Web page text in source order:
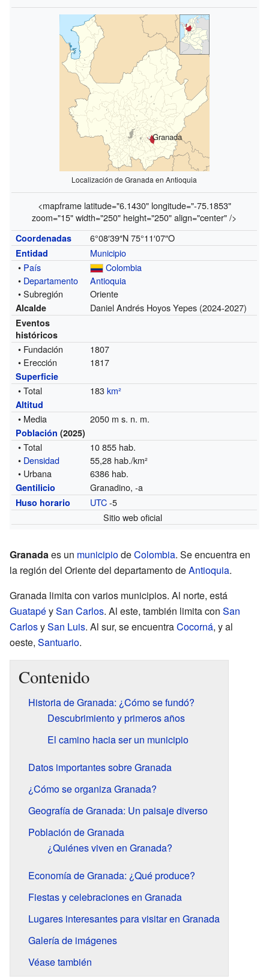
Granada
Localización de Granada en Antioquia
<mapframe latitude="6.1430" longitude="-75.1853"
zoom="15" width="250" height="250" align="center" />
Coordenadas 6°08′39″N 75°11′07″O
Entidad
Municipio
• País
Colombia
• Departamento
Antioquia
• Subregión
Oriente
Alcalde Daniel Andrés Hoyos Yepes (2024-2027)
Eventos
históricos
• Fundación
1807
• Erección
1817
Superficie
• Total 183km²
Altitud
• Media 2050 m s. n. m.
Población (2025)
• Total
10 855 hab.
• Densidad
55,28 hab./km²
• Urbana
6386 hab.
Gentilicio Granadino, -a
Huso horario UTC-5
Sitio web oficial
Granadaes un municipiodeColombia. Se encuentra en
la región del Oriente del departamento deAntioquia.
Granada limita con varios municipios. Al norte, está
GuatapéySan Carlos. Al este, también limita con San
CarlosySan Luis. Al sur, se encuentraCocorná, y al
oeste, Santuario.
Contenido
Historia de Granada: ¿Cómo se fundó?
Descubrimiento y primeros años
El camino hacia ser un municipio
Datos importantes sobre Granada
¿Cómo se organiza Granada?
Geografía de Granada: Un paisaje diverso
Población de Granada
¿Quiénes viven en Granada?
Economía de Granada: ¿Qué produce?
Fiestas y celebraciones en Granada
Lugares interesantes para visitar en Granada
Galería de imágenes
Véase también